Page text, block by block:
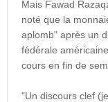
Mais Fawad
noté que la
aplomb" après un
fédérale
cours en fin de
"Un discours clef